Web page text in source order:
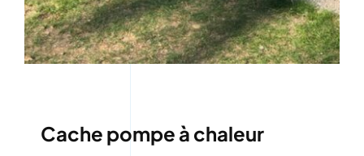
Cache pompe à chaleur